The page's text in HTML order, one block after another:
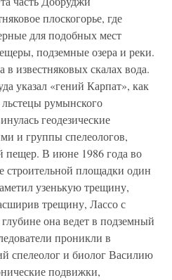
плоскогорье, где
для подобных мест
подземные озера и реки.
в известняковых скалах вода.
указал «гений Карпат», как
румынского
геодезические
и группы спелеологов,
пещер. В июне 1986 года во
строительной площадки один
узенькую трещину,
трещину, Лассо с
она ведет в подземный
проникли в
спелеолог и биолог Василию
подвижки,